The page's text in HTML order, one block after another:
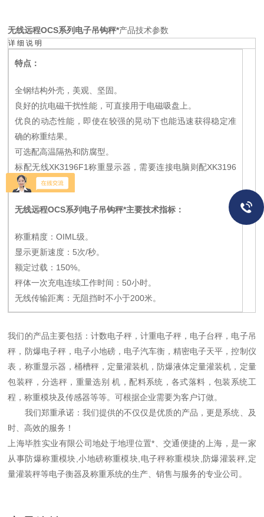
无线远程OCS系列电子吊钩秤*产品技术参数
详 细 说 明
特点：
全钢结构外壳，美观、坚固。
良好的抗电磁干扰性能，可直接用于电磁吸盘上。
优良的动态性能，即使在较强的晃动下也能迅速获得稳定准
确的称重结果。
可选配高温隔热和防腐型。
标配无线XK3196F1称重显示器，需要连接电脑则配XK3196
G3称重显示器。
无线远程OCS系列电子吊钩秤*主要技术指标：
称重精度：OIML级。
显示更新速度：5次/秒。
额定过载：150%。
秤体一次充电连续工作时间：50小时。
无线传输距离：无阻挡时不小于200米。
我们的产品主要包括：计数电子秤，计重电子秤，电子台秤，电子吊
秤，防爆电子秤，电子小地磅，电子汽车衡，精密电子天平，控制仪
表，称重显示器，桶槽秤，定量灌装机，防爆液体定量灌装机，定量
包装秤，分选秤，重量选别 机，配料系统，各式落料，包装系统工
程，称重模块及传感器等等。可根据企业需要为客户订做。
我们郑重承诺：我们提供的不仅仅是优质的产品，更是系统、及
时、高效的服务！
上海毕胜实业有限公司地处于地理位置*、交通便捷的上海，是一家
从事防爆称重模块,小地磅称重模块,电子秤称重模块,防爆灌装秤,定
量灌装秤等电子衡器及称重系统的生产、销售与服务的专业公司。